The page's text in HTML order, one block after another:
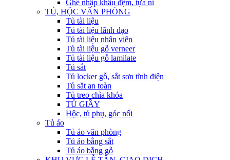
Ghế nhập khẩu đệm, tựa nỉ
TỦ, HỘC VĂN PHÒNG
Tủ tài liệu
Tủ tài liệu lãnh đạo
Tủ tài liệu nhân viên
Tủ tài liệu gỗ verneer
Tủ tài liệu gỗ lamilate
Tủ sắt
Tủ locker gỗ, sắt sơn tĩnh điện
Tủ sắt an toàn
Tủ treo chìa khóa
TỦ GIẦY
Hộc, tủ phụ, góc nối
Tủ áo
Tủ áo văn phòng
Tủ áo bằng sắt
Tủ áo bằng gỗ